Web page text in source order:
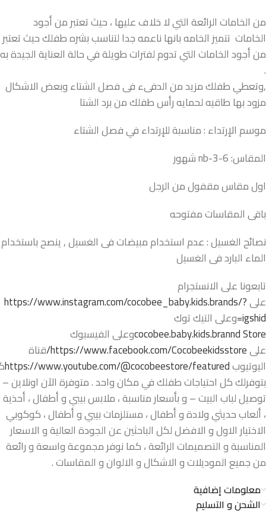
من الخامات الرائعة التي لا خلاف عليها ، حيث تعتبر من أجود
الخامات تتميز الخامه بانها ناعمه جدا لتناسب بشره طفلك حيث تعتبر
من أجود الخامات التي تدوم لفترات طويلة في حالة العناية الجيدة به
.
,وتعطي طفلك مزيد من الدفىء فى فصل الشتاء وبعض الاشكال
مزود بها طاقيه لحمايه رأس طفلك من برد الشتا
موسم الإرتداء : مناسبة للإرتداء في فصل الشتاء
المقاس: nb-3-6 شهور
اول مقاس مقفول من الرجل
باقى المقاسات مفتوحه
نصائح الغسيل : عدم استخدام مبيضات فى الغسيل , ينصح باستخدام
الماء البارد فى الغسيل
تابعونا على الانستجرام
علىhttps://www.instagram.com/cocobee_baby.kids.brands/?
igshid= وعلى التيك توك
cocobee.baby.kids.brannd Storeوعلى الفيسبوك
علىhttps://www.facebook.com/Cocobeekidsstore/ قناة
اليوتيوبhttps://www.youtube.com/@cocobeestore/featured
بتوفرلك كل احتياجات طفلك في مكان واحد . متوفرة الآن اونلاين –
توصيل لباب البيت – و بأسعار مناسبة ، ملابس بيبي و أطفال ، أحذية
، ألعاب حديثي ولادة و أطفال ، مستلزمات بيبي و أطفال ، كوكوبي
الاختيار الاول و الافضل لكل الباحثين عن الجودة العالية و الاسعار
المناسبة و التصميمات الرائعة ، كما نوفر مجموعة واسعة و رائعة
من جميع الموديلات و الاشكال و الالوان و المقاسات .
معلومات إضافية
الشحن و التسليم